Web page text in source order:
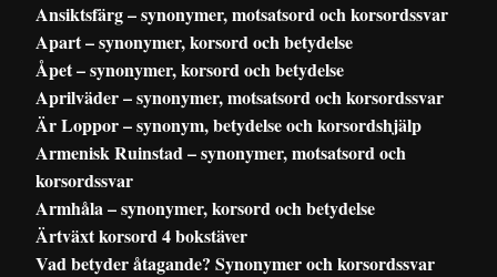
Ansiktsfärg – synonymer, motsatsord och korsordssvar
Apart – synonymer, korsord och betydelse
Åpet – synonymer, korsord och betydelse
Aprilväder – synonymer, motsatsord och korsordssvar
Är Loppor – synonym, betydelse och korsordshjälp
Armenisk Ruinstad – synonymer, motsatsord och
korsordssvar
Armhåla – synonymer, korsord och betydelse
Ärtväxt korsord 4 bokstäver
Vad betyder åtagande? Synonymer och korsordssvar